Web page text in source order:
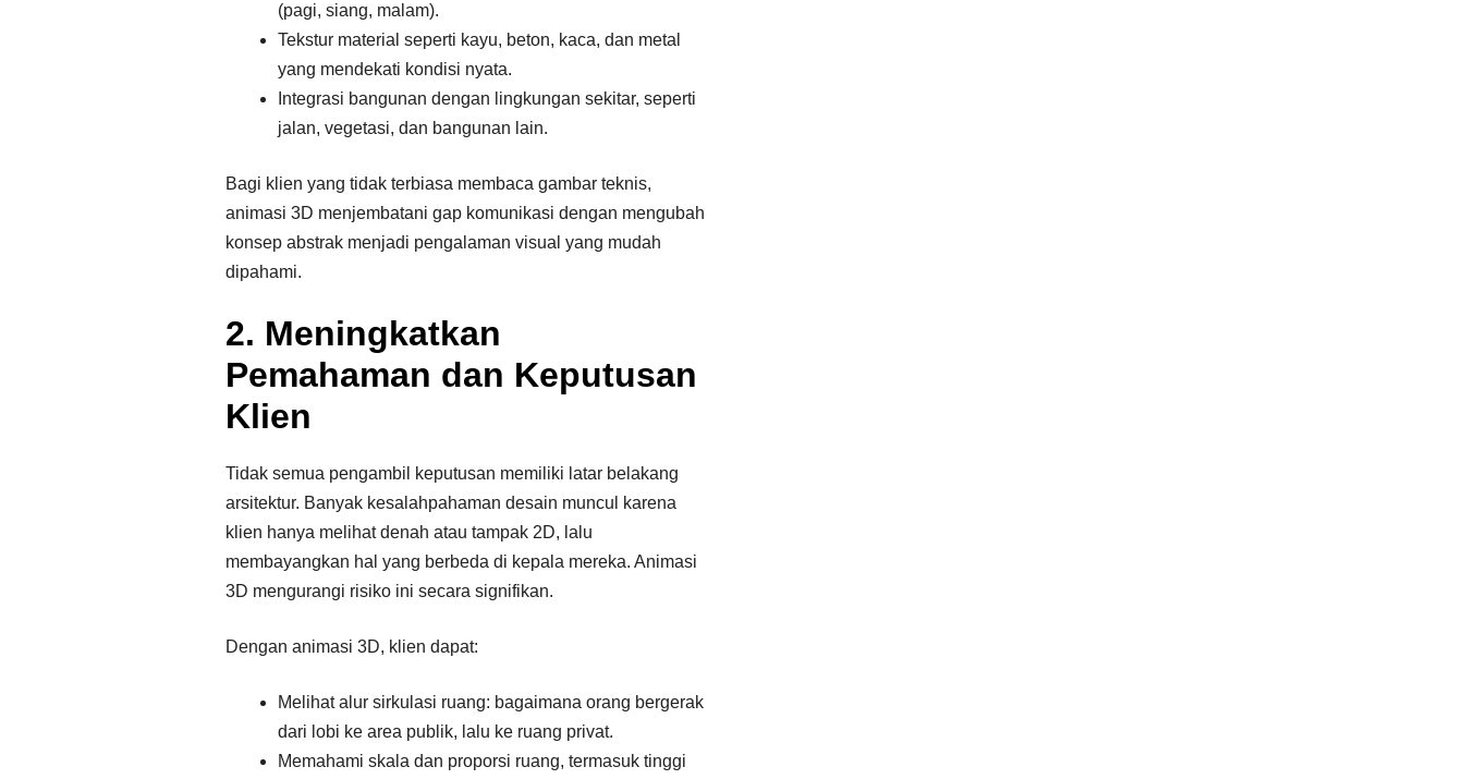
(pagi, siang, malam).
Tekstur material seperti kayu, beton, kaca, dan metal
yang mendekati kondisi nyata.
Integrasi bangunan dengan lingkungan sekitar, seperti
jalan, vegetasi, dan bangunan lain.
Bagi klien yang tidak terbiasa membaca gambar teknis,
animasi 3D menjembatani gap komunikasi dengan mengubah
konsep abstrak menjadi pengalaman visual yang mudah
dipahami.
2. Meningkatkan
Pemahaman dan Keputusan
Klien
Tidak semua pengambil keputusan memiliki latar belakang
arsitektur. Banyak kesalahpahaman desain muncul karena
klien hanya melihat denah atau tampak 2D, lalu
membayangkan hal yang berbeda di kepala mereka. Animasi
3D mengurangi risiko ini secara signifikan.
Dengan animasi 3D, klien dapat:
Melihat alur sirkulasi ruang: bagaimana orang bergerak
dari lobi ke area publik, lalu ke ruang privat.​
Memahami skala dan proporsi ruang, termasuk tinggi